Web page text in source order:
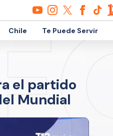
Chile Te Puede Servir
el partido
Mundial